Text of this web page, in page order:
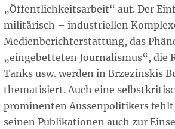
„Öffentlichkeitsarbeit“ auf. Der
militärisch – industriellen
Medienberichterstattung, das
„eingebetteten Journalismus“, die
Tanks usw. werden in Brzezinskis
thematisiert. Auch eine
prominenten Aussenpolitikers
seinen Publikationen auch zur